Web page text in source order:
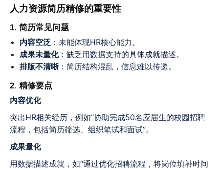
人力资源简历精修的重要性
1. 简历常见问题
内容空泛 ：未能体现HR核心能力。
成果未量化：缺乏用数据支持的具体成就描述。
排版不清晰：简历结构混乱，信息难以传递。
2. 精修要点
内容优化
突出HR相关经历，例如“协助完成50名应届生的校园招聘
流程，包括简历筛选、组织笔试和面试”。
成果量化
用数据描述成就，如“通过优化招聘流程，将岗位填补时间